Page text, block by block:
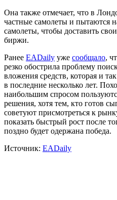
Она также отмечает, что в
частные самолеты и пытаются
самолеты, чтобы доставить
биржи.
Ранее EADaily уже сообщало,
резко обострила проблему
вложения средств, которая и
в последние несколько лет.
наибольшим спросом
решения, хотя тем, кто готов
советуют присмотреться к
показать быстрый рост после
поздно будет одержана победа.
Источник: EADaily